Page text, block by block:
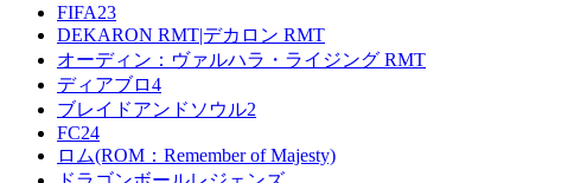
FIFA23
DEKARON RMT|デカロン RMT
オーディン：ヴァルハラ・ライジング RMT
ディアブロ4
ブレイドアンドソウル2
FC24
ロム(ROM：Remember of Majesty)